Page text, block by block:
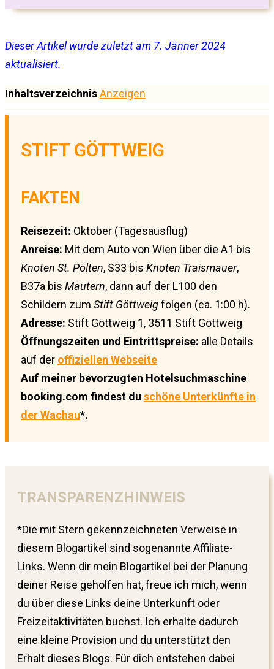
Dieser Artikel wurde zuletzt am 7. Jänner 2024
aktualisiert.
InhaltsverzeichnisAnzeigen
STIFT GÖTTWEIG
FAKTEN
Reisezeit: Oktober (Tagesausflug)
Anreise: Mit dem Auto von Wien über die A1 bis
Knoten St. Pölten, S33 bis Knoten Traismauer,
B37a bis Mautern, dann auf der L100 den
Schildern zum Stift Göttweigfolgen (ca. 1:00 h).
Adresse: Stift Göttweig 1, 3511 Stift Göttweig
Öffnungszeiten und Eintrittspreise: alle Details
auf der offiziellen Webseite
Auf meiner bevorzugten Hotelsuchmaschine
booking.com findest du schöne Unterkünfte in
der Wachau*.
TRANSPARENZHINWEIS
*Die mit Stern gekennzeichneten Verweise in
diesem Blogartikel sind sogenannte Affiliate-
Links. Wenn dir mein Blogartikel bei der Planung
deiner Reise geholfen hat, freue ich mich, wenn
du über diese Links deine Unterkunft oder
Freizeitaktivitäten buchst. Ich erhalte dadurch
eine kleine Provision und du unterstützt den
Erhalt dieses Blogs. Für dich entstehen dabei